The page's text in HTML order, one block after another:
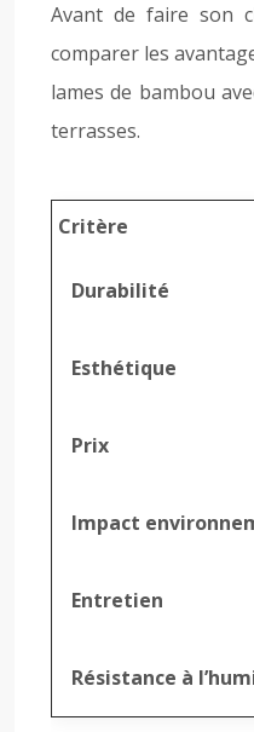
Avant de faire son
comparer les
lames de bambou
terrasses.
Critère
Durabilité
Esthétique
Prix
Impact
Entretien
Résistance à